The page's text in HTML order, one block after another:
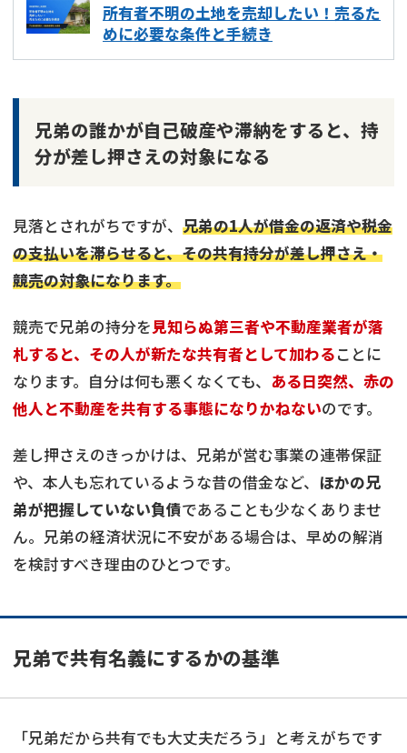
所有者不明の土地を売却したい！売るた
めに必要な条件と手続き
兄弟の誰かが自己破産や滞納をすると、持
分が差し押さえの対象になる
見落とされがちですが、 兄弟の1人が借金の返済や税金
の支払いを滞らせると、その共有持分が差し押さえ・
競売の対象になります。
競売で兄弟の持分を見知らぬ第三者や不動産業者が落
札すると、その人が新たな共有者として加わることに
なります。自分は何も悪くなくても、 ある日突然、赤の
他人と不動産を共有する事態になりかねないのです。
差し押さえのきっかけは、兄弟が営む事業の連帯保証
や、本人も忘れているような昔の借金など、 ほかの兄
弟が把握していない負債であることも少なくありませ
ん。兄弟の経済状況に不安がある場合は、早めの解消
を検討すべき理由のひとつです。
兄弟で共有名義にするかの基準
「兄弟だから共有でも大丈夫だろう」と考えがちです